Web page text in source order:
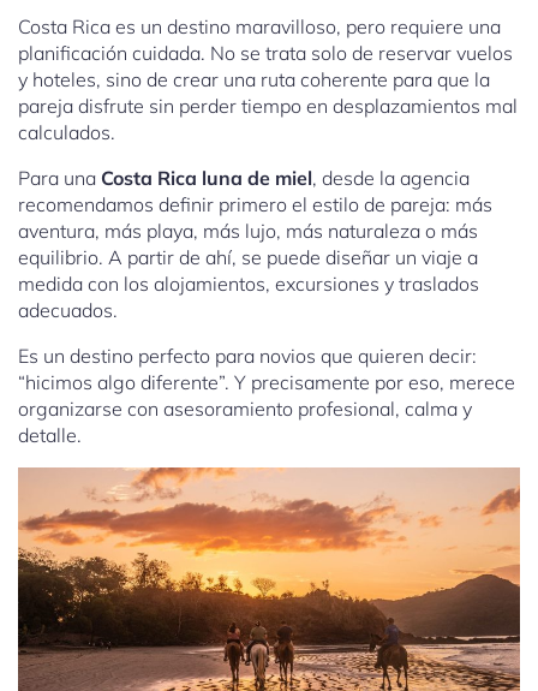
Costa Rica es un destino maravilloso, pero requiere una
planificación cuidada. No se trata solo de reservar vuelos
y hoteles, sino de crear una ruta coherente para que la
pareja disfrute sin perder tiempo en desplazamientos mal
calculados.
Para una Costa Rica luna de miel, desde la agencia
recomendamos definir primero el estilo de pareja: más
aventura, más playa, más lujo, más naturaleza o más
equilibrio. A partir de ahí, se puede diseñar un viaje a
medida con los alojamientos, excursiones y traslados
adecuados.
Es un destino perfecto para novios que quieren decir:
“hicimos algo diferente”. Y precisamente por eso, merece
organizarse con asesoramiento profesional, calma y
detalle.